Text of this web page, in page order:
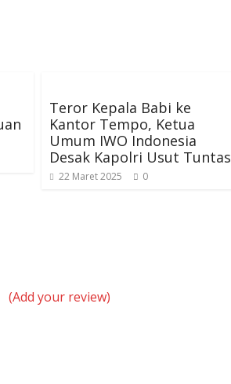
Teror Kepala Babi ke
Kantor Tempo, Ketua
Umum IWO Indonesia
Desak Kapolri Usut Tuntas
22 Maret 2025 0
(Add your review)